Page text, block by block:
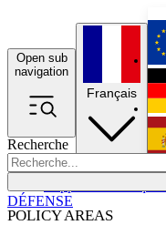
Open sub
navigation
Recherche
POLICY AREAS
Français
DÉFENSE